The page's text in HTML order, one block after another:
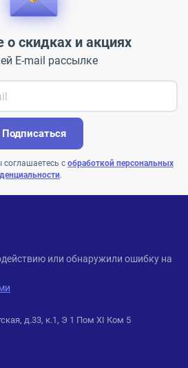
о скидках и акциях
E-mail рассылке
Подписаться
с обработкой персональных
.
или обнаружили ошибку на
д.33, к.1, Э 1 Пом XI Ком 5